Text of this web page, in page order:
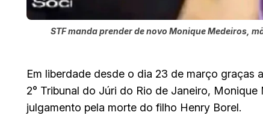
STF manda prender de novo Monique Medeiros,
Em liberdade desde o dia 23 de março graças
2° Tribunal do Júri do Rio de Janeiro,
julgamento pela morte do filho Henry Borel.